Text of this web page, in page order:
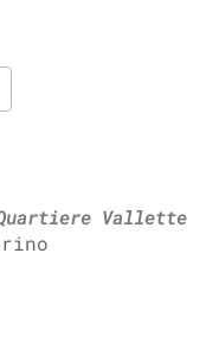
Vallette